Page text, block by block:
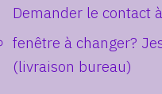
Demander le contact
fenêtre à changer?
(livraison bureau)